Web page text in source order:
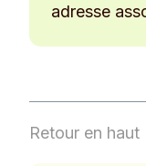
adresse
Retour en haut